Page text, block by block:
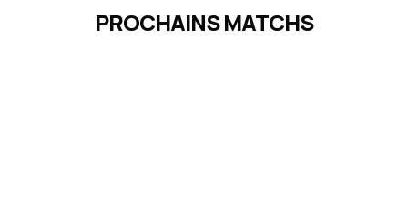
PROCHAINS MATCHS